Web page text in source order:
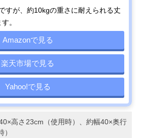
すが、約10kgの重さに耐えられる丈
。
Amazonで見る
楽天市場で見る
Yahoo!で見る
高さ23cm（使用時）、約幅40×奥行